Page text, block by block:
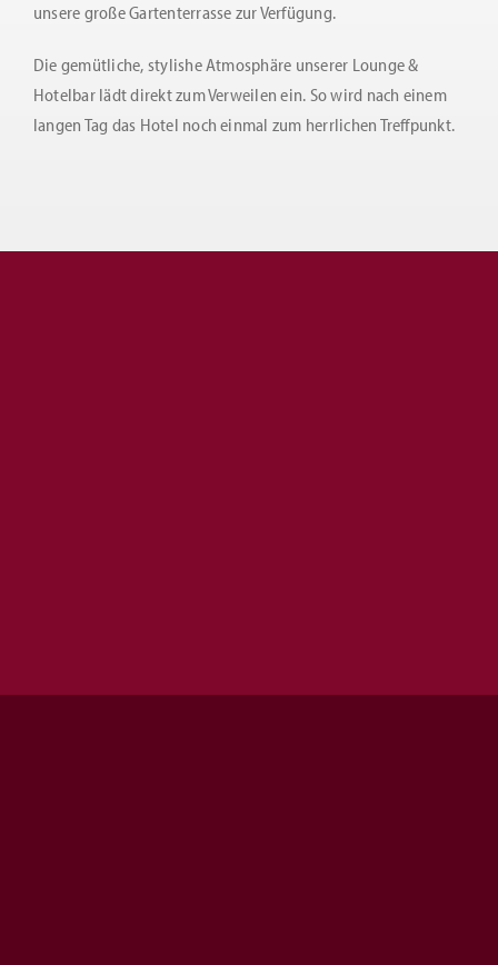
unsere große Gartenterrasse zur Verfügung.
Die gemütliche, stylishe Atmosphäre unserer Lounge &
Hotelbar lädt direkt zum Verweilen ein. So wird nach einem
langen Tag das Hotel noch einmal zum herrlichen Treffpunkt.